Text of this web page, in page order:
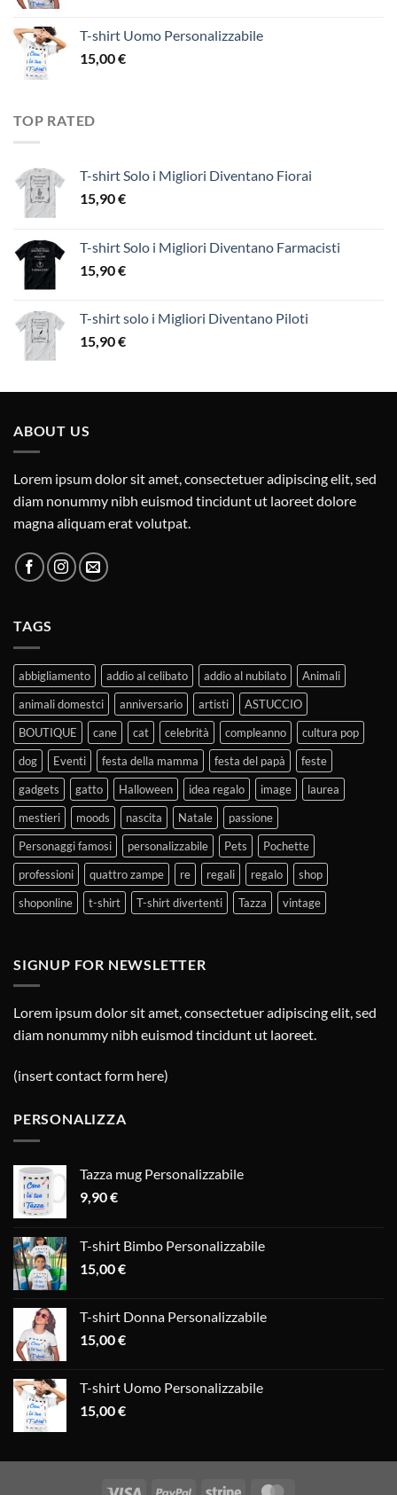
T-shirt Uomo Personalizzabile
15,00€
TOP RATED
T-shirt Solo i Migliori Diventano Fiorai
15,90€
T-shirt Solo i Migliori Diventano Farmacisti
15,90€
T-shirt solo i Migliori Diventano Piloti
15,90€
ABOUT US
Lorem ipsum dolor sit amet, consectetuer adipiscing elit, sed
diam nonummy nibh euismod tincidunt ut laoreet dolore
magna aliquam erat volutpat.
TAGS
abbigliamento addio al celibato addio al nubilato
Animali
animali domestci
anniversario artisti
ASTUCCIO
BOUTIQUE
cane cat celebrità compleanno
cultura pop
dog
Eventi festa della mamma festa del papà
feste
gadgets
gatto Halloween idea regalo image
laurea
mestieri
moods nascita Natale
passione
Personaggi famosi
personalizzabile Pets
Pochette
professioni
quattro zampe re regali regalo
shop
shoponline
t-shirt T-shirt divertenti Tazza vintage
SIGNUP FOR NEWSLETTER
Lorem ipsum dolor sit amet, consectetuer adipiscing elit, sed
diam nonummy nibh euismod tincidunt ut laoreet.
(insert contact form here)
PERSONALIZZA
Tazza mug Personalizzabile
9,90€
T-shirt Bimbo Personalizzabile
15,00€
T-shirt Donna Personalizzabile
15,00€
T-shirt Uomo Personalizzabile
15,00€